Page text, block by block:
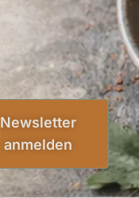
Newsletter
anmelden